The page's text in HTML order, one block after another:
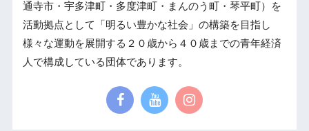
通寺市・宇多津町・多度津町・まんのう町・琴平町）を
活動拠点として「明るい豊かな社会」の構築を目指し
様々な運動を展開する２０歳から４０歳までの青年経済
人で構成している団体であります。